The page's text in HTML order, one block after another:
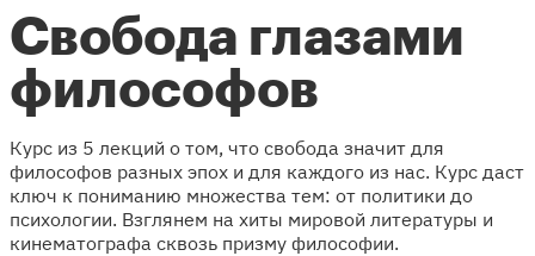
Свобода глазами
философов
Курс из 5 лекций о том, что свобода значит для
философов разных эпох и для каждого из нас. Курс даст
ключ к пониманию множества тем: от политики до
психологии. Взглянем на хиты мировой литературы и
кинематографа сквозь призму философии.